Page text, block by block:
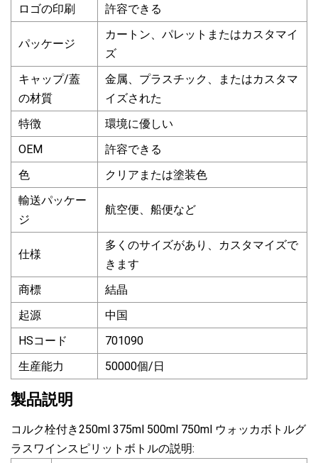
ロゴの印刷
許容できる
パッケージ
カートン、パレットまたはカスタマイ
ズ
キャップ/蓋
の材質
金属、プラスチック、またはカスタマ
イズされた
特徴
環境に優しい
OEM
許容できる
色
クリアまたは塗装色
輸送パッケー
ジ
航空便、船便など
仕様
多くのサイズがあり、カスタマイズで
きます
商標
結晶
起源
中国
HSコード
701090
生産能力
50000個/日
製品説明
コルク栓付き250ml 375ml 500ml 750ml ウォッカボトルグ
ラスワインスピリットボトルの説明: